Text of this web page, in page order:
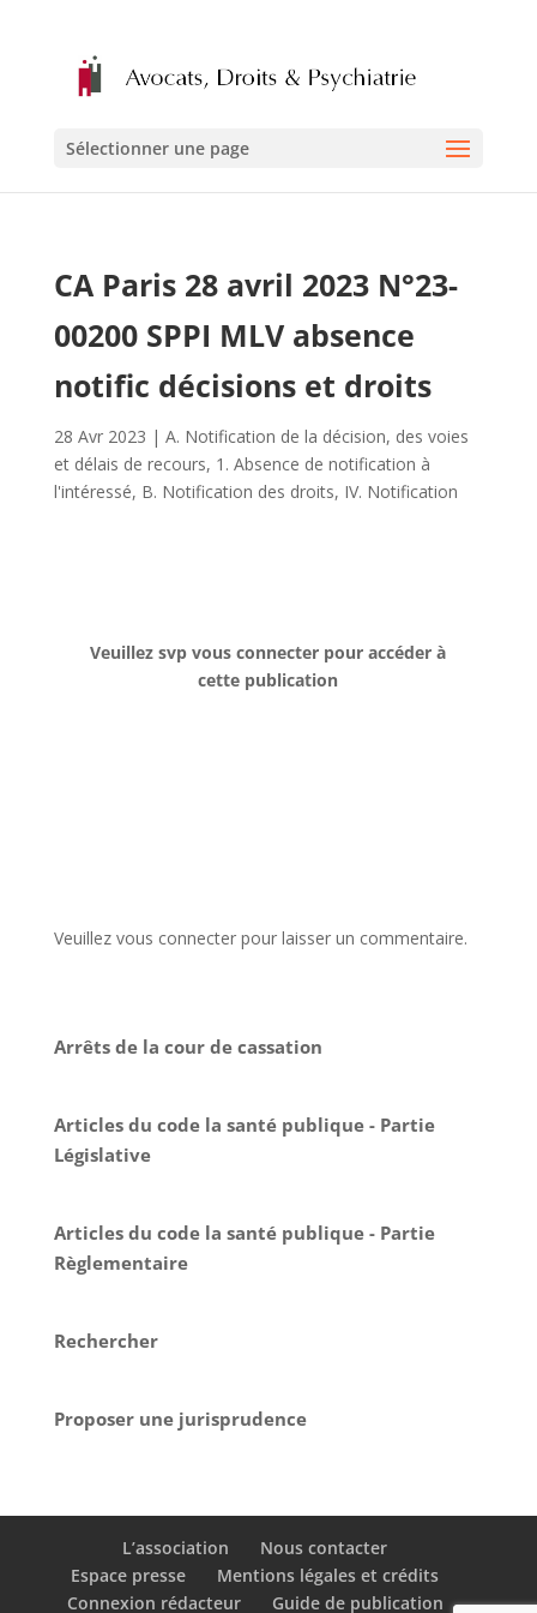
Sélectionner une page
CA Paris 28 avril 2023 N°23-
00200 SPPI MLV absence
notific décisions et droits
28 Avr 2023 | A. Notification de la décision, des voies
et délais de recours, 1. Absence de notification à
l'intéressé, B. Notification des droits, IV. Notification
Veuillez svp vous connecter pour accéder à
cette publication
Veuillez vous connecter pour laisser un commentaire.
Arrêts de la cour de cassation
Articles du code la santé publique - Partie
Législative
Articles du code la santé publique - Partie
Règlementaire
Rechercher
Proposer une jurisprudence
L’association
Nous contacter
Espace presse
Mentions légales et crédits
Connexion rédacteur
Guide de publication